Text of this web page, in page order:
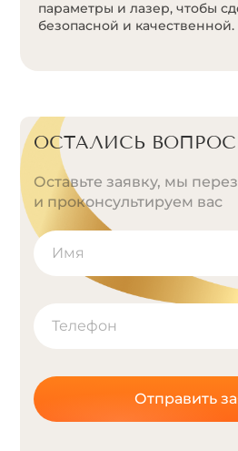
параметры и лазер, чтобы
безопасной и качественной.
ОСТАЛИСЬ
Оставьте заявку, мы
и проконсультируем вас
Отправить